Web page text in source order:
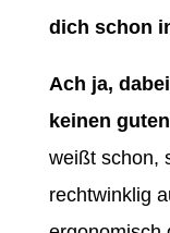
dich schon
Ach ja,
keinen
weißt schon,
rechtwinklig